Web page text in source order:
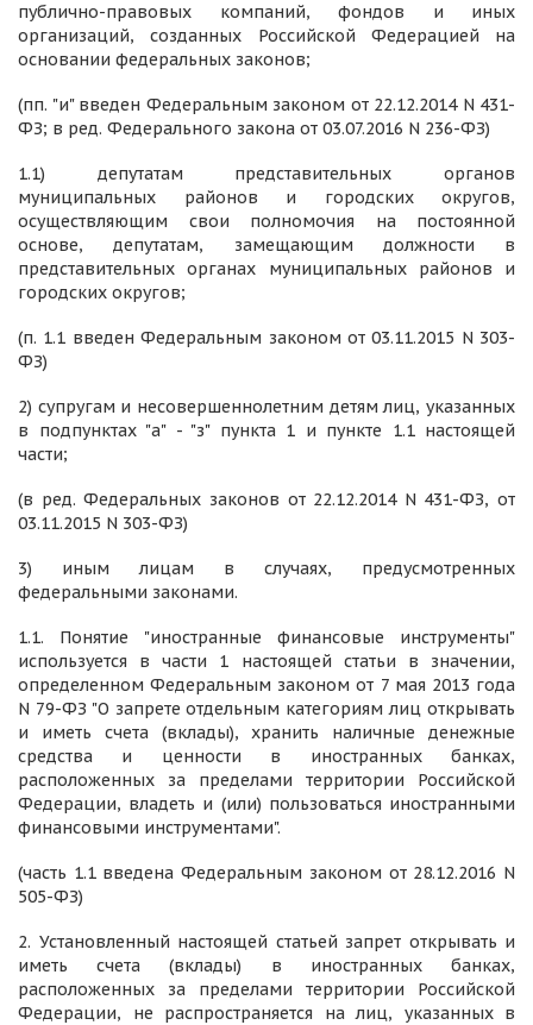
публично-правовых компаний, фондов и иных
организаций, созданных Российской Федерацией на
основании федеральных законов;
(пп. "и" введен Федеральным законом от 22.12.2014 N 431-
ФЗ; в ред. Федерального закона от 03.07.2016 N 236-ФЗ)
1.1) депутатам представительных органов
муниципальных районов и городских округов,
осуществляющим свои полномочия на постоянной
основе, депутатам, замещающим должности в
представительных органах муниципальных районов и
городских округов;
(п. 1.1 введен Федеральным законом от 03.11.2015 N 303-
ФЗ)
2) супругам и несовершеннолетним детям лиц, указанных
в подпунктах "а" - "з" пункта 1 и пункте 1.1 настоящей
части;
(в ред. Федеральных законов от 22.12.2014 N 431-ФЗ, от
03.11.2015 N 303-ФЗ)
3) иным лицам в случаях, предусмотренных
федеральными законами.
1.1. Понятие "иностранные финансовые инструменты"
используется в части 1 настоящей статьи в значении,
определенном Федеральным законом от 7 мая 2013 года
N 79-ФЗ "О запрете отдельным категориям лиц открывать
и иметь счета (вклады), хранить наличные денежные
средства и ценности в иностранных банках,
расположенных за пределами территории Российской
Федерации, владеть и (или) пользоваться иностранными
финансовыми инструментами".
(часть 1.1 введена Федеральным законом от 28.12.2016 N
505-ФЗ)
2. Установленный настоящей статьей запрет открывать и
иметь счета (вклады) в иностранных банках,
расположенных за пределами территории Российской
Федерации, не распространяется на лиц, указанных в